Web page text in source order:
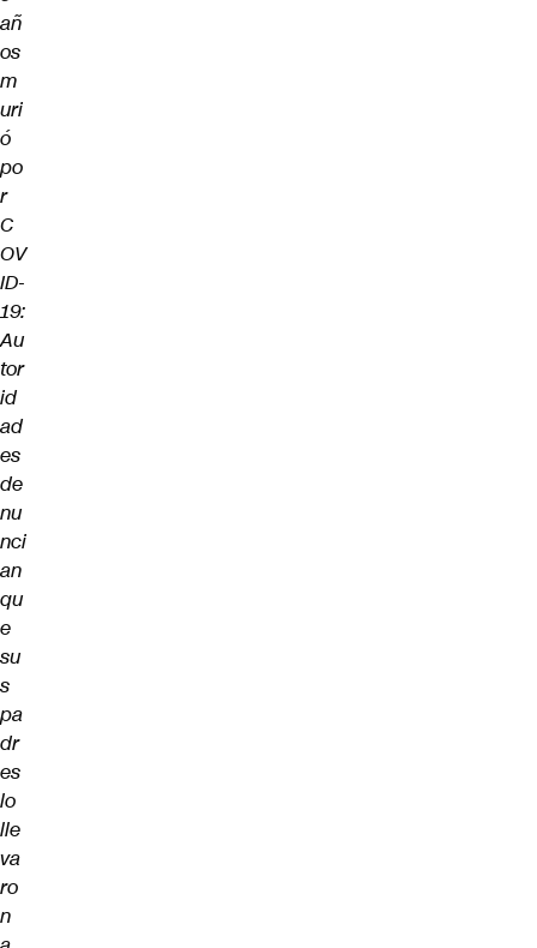
añ
os
m
uri
ó
po
r
C
OV
ID-
19:
Au
tor
id
ad
es
de
nu
nci
an
qu
e
su
s
pa
dr
es
lo
lle
va
ro
n